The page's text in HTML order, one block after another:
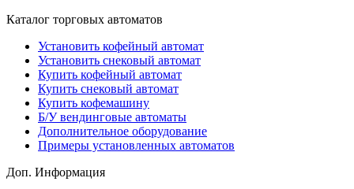
Каталог торговых автоматов
Установить кофейный автомат
Установить снековый автомат
Купить кофейный автомат
Купить снековый автомат
Купить кофемашину
Б/У вендинговые автоматы
Дополнительное оборудование
Примеры установленных автоматов
Доп. Информация